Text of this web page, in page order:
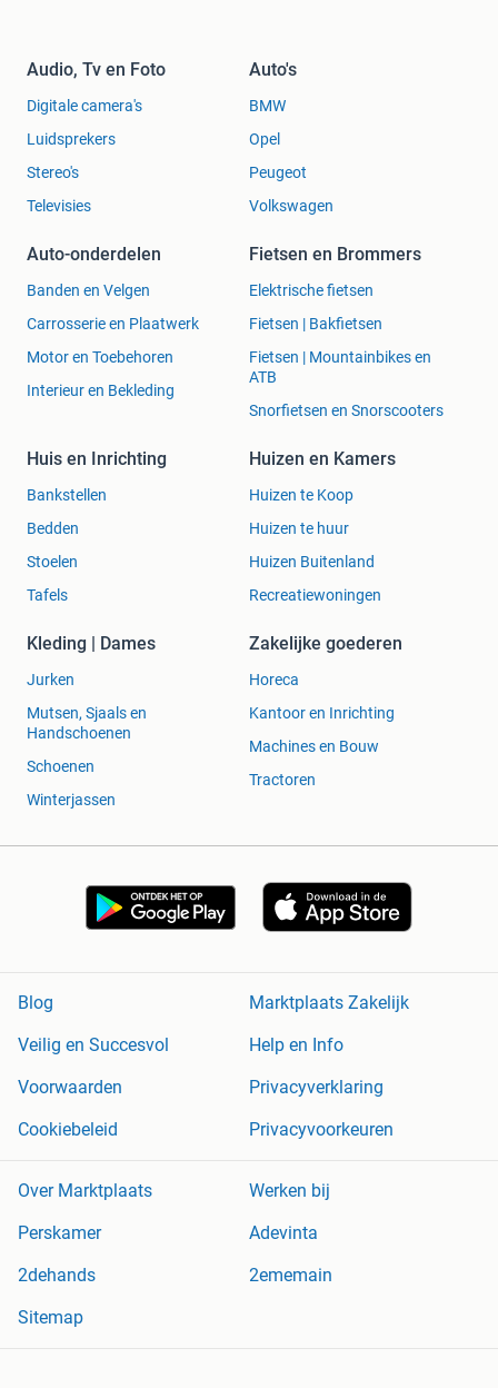
Audio, Tv en Foto
Digitale camera's
Luidsprekers
Stereo's
Televisies
Auto's
BMW
Opel
Peugeot
Volkswagen
Auto-onderdelen
Banden en Velgen
Carrosserie en Plaatwerk
Motor en Toebehoren
Interieur en Bekleding
Fietsen en Brommers
Elektrische fietsen
Fietsen | Bakfietsen
Fietsen | Mountainbikes en
ATB
Snorfietsen en Snorscooters
Huis en Inrichting
Bankstellen
Bedden
Stoelen
Tafels
Huizen en Kamers
Huizen te Koop
Huizen te huur
Huizen Buitenland
Recreatiewoningen
Kleding | Dames
Jurken
Mutsen, Sjaals en
Handschoenen
Schoenen
Winterjassen
Zakelijke goederen
Horeca
Kantoor en Inrichting
Machines en Bouw
Tractoren
Blog
Marktplaats Zakelijk
Veilig en Succesvol
Help en Info
Voorwaarden
Privacyverklaring
Cookiebeleid
Privacyvoorkeuren
Over Marktplaats
Werken bij
Perskamer
Adevinta
2dehands
2ememain
Sitemap